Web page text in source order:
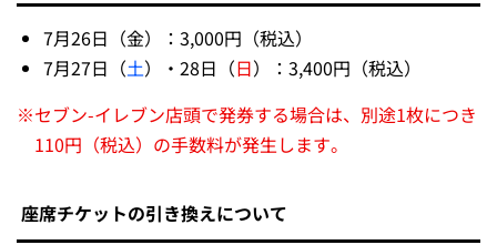
7月26日（金）：3,000円（税込）
7月27日（土）・28日（日）：3,400円（税込）
※セブン-イレブン店頭で発券する場合は、別途1枚につき
110円（税込）の手数料が発生します。
座席チケットの引き換えについて